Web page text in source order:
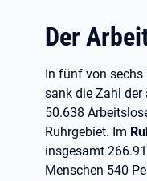
Der
In fünf von sechs
sank die Zahl der
50.638
Ruhrgebiet. Im
insgesamt
Menschen 540